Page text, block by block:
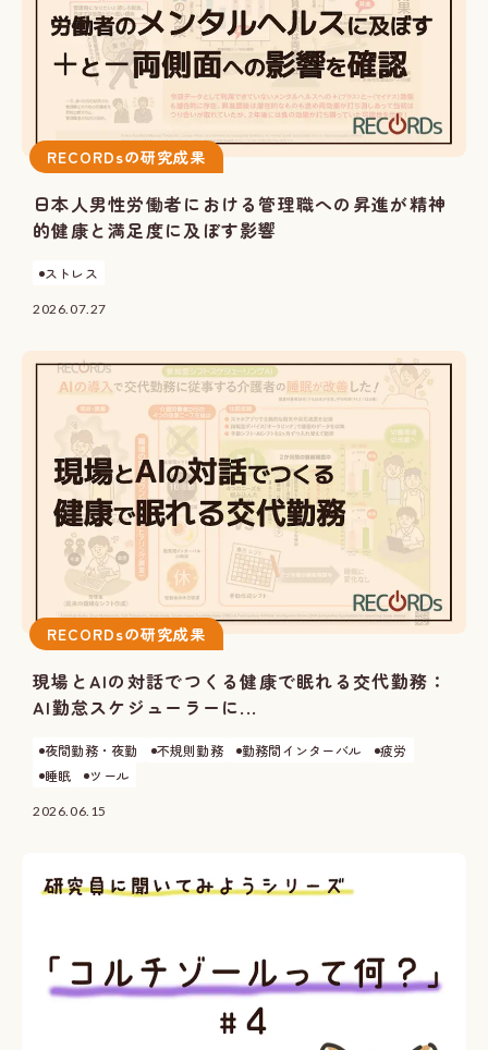
RECORDsの研究成果
日本人男性労働者における管理職への昇進が精神
的健康と満足度に及ぼす影響
ストレス
2026.07.27
RECORDsの研究成果
現場とAIの対話でつくる健康で眠れる交代勤務：
AI勤怠スケジューラーに...
夜間勤務・夜勤 不規則勤務 勤務間インターバル
疲労
睡眠
ツール
2026.06.15